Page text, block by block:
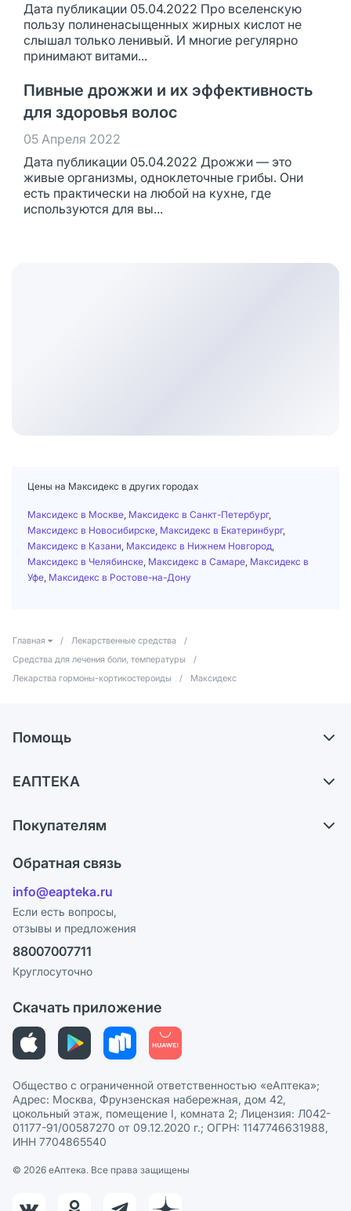
Дата публикации 05.04.2022 Про вселенскую
пользу полиненасыщенных жирных кислот не
слышал только ленивый. И многие регулярно
принимают витами...
Пивные дрожжи и их эффективность
для здоровья волос
05 Апреля 2022
Дата публикации 05.04.2022 Дрожжи — это
живые организмы, одноклеточные грибы. Они
есть практически на любой на кухне, где
используются для вы...
Цены на Максидекс в других городах
Максидекс в Москве Максидекс в Санкт-Петербург,
Максидекс в Новосибирске Максидекс в Екатеринбург,
Максидекс в Казани Максидекс в Нижнем Новгород
Максидекс в Челябинске Максидекс в Самаре Максидекс в
Уфе Максидекс в Ростове-на-Дону
Главная / Лекарственные средства
/
Средства для лечения боли, температуры
/
Лекарства гормоны-кортикостероиды
/ Максидекс
Помощь
Обмен и возврат
Блог
ЕАПТЕКА
Карьера
Поставщики
Лицензия
Реклама на сайте
Ваши товары на ЕАПТЕКЕ
Покупателям
Программа СберСпасибо
Политика конфиденциальности
Пользовательское соглашение
Политика рекомендаций
Этика и соответствие
Политика в отношении обработки персональных данных
Обратная связь
info@eapteka.ru
Если есть вопросы,
отзывы и предложения
88007007711
Круглосуточно
Скачать приложение
Общество с ограниченной ответственностью «еАптека»;
Адрес: Москва, Фрунзенская набережная, дом 42,
цокольный этаж, помещение I, комната 2; Лицензия: Л042-
01177-91/00587270 от 09.12.2020 г.; ОГРН: 1147746631988,
ИНН 7704865540
© 2026 eАптека. Все права защищены